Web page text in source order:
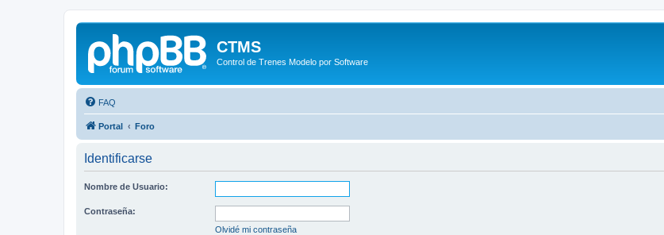
CTMS
Control de Trenes Modelo por Software
FAQ
Portal Foro
Identificarse
Nombre de Usuario:
Contraseña:
Olvidé mi contraseña